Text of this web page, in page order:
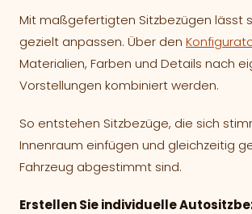
Mit maßgefertigten Sitzbezügen lässt
gezielt anpassen. Über den
Materialien, Farben und Details nach
Vorstellungen kombiniert werden.
So entstehen Sitzbezüge, die sich
Innenraum einfügen und gleichzeitig
Fahrzeug abgestimmt sind.
Erstellen Sie individuelle